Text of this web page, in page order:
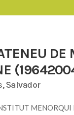
DE
Salvador
MENORQUI